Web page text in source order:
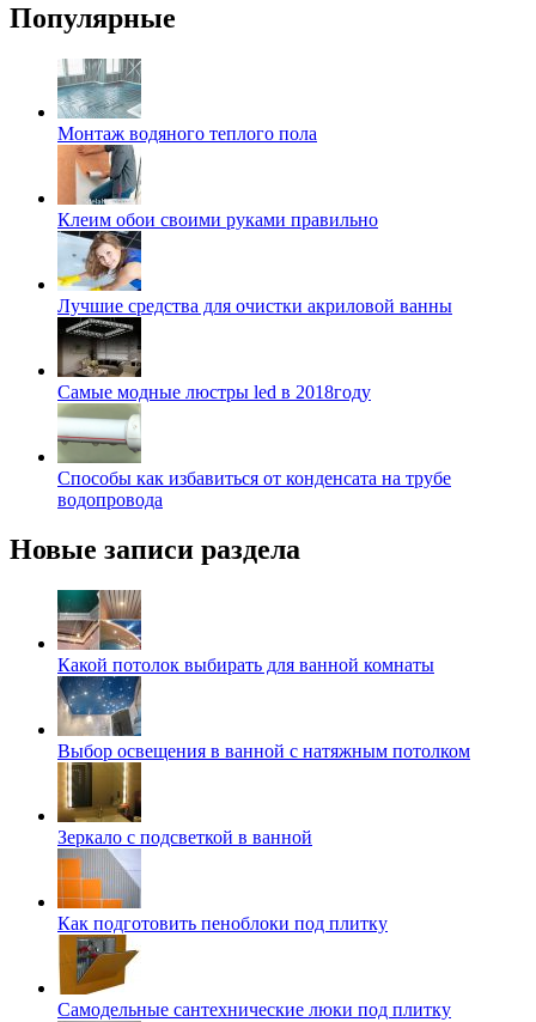
Популярные
Монтаж водяного теплого пола
Клеим обои своими руками правильно
Лучшие средства для очистки акриловой ванны
Самые модные люстры led в 2018году
Способы как избавиться от конденсата на трубе
водопровода
Новые записи раздела
Какой потолок выбирать для ванной комнаты
Выбор освещения в ванной с натяжным потолком
Зеркало с подсветкой в ванной
Как подготовить пеноблоки под плитку
Самодельные сантехнические люки под плитку